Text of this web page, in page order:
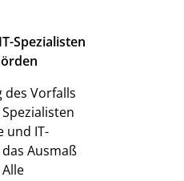
Spezialisten
des Vorfalls
und IT-
Ausmaß